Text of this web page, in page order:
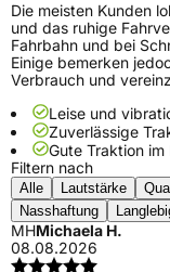
Die meisten Kunden
und das ruhige
Fahrbahn und bei
Einige bemerken
Verbrauch und
Leise und
Zuverlässige
Gute Traktion im
Filtern nach
Alle Lautstärke
Nasshaftung
MHMichaela H.
08.08.2026